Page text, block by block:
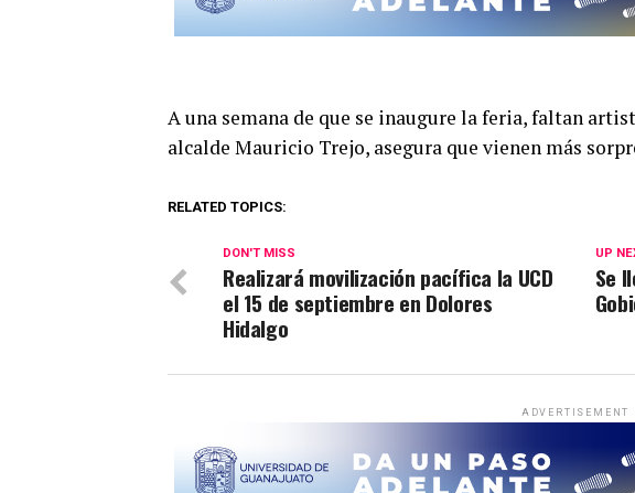
A una semana de que se inaugure la feria, faltan
alcalde Mauricio Trejo, asegura que vienen más
RELATED TOPICS:
UP
Se
DON'T MISS
Realizará movilización pacífica la UCD
el 15 de septiembre en Dolores
Hidalgo
ADVERTISEMENT